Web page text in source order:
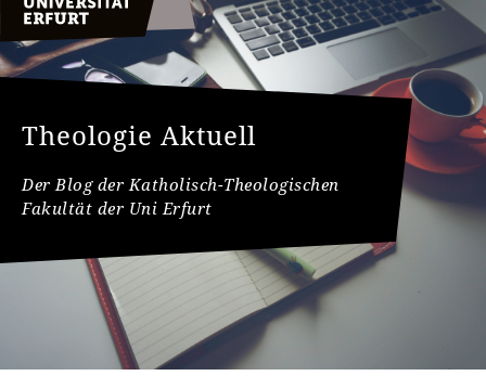
Theologie Aktuell
Der Blog der Katholisch-Theologischen
Fakultät der Uni Erfurt